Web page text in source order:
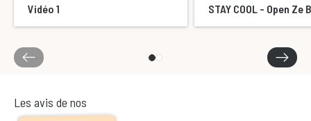
Vidéo 1 STAY COOL - Open Ze
Les avis de nos